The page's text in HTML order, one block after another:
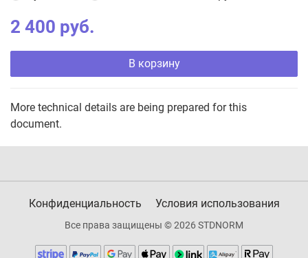
2 400 руб.
В корзину
More technical details are being prepared for this
document.
Конфиденциальность Условия использования
Все права защищены © 2026 STDNORM